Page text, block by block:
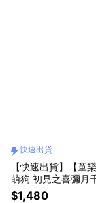
快速出貨
【快速出貨】【童
萌狗 初見之喜彌月
禮盒 (彌月金飾 彌月
$1,480